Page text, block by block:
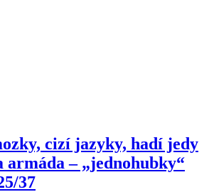
cizí jazyky, hadí jedy
armáda –⁠ „jednohubky“
37